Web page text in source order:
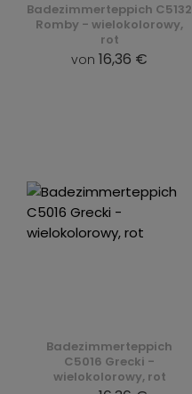
Badezimmerteppich C5132
Romby - wielokolorowy,
rot
von 16,36 €
Badezimmerteppich
C5016 Grecki -
wielokolorowy, rot